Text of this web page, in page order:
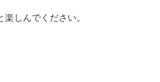
しんでください。